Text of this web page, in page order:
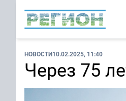
НОВОСТИ10.02.2025, 11:40
Через 75